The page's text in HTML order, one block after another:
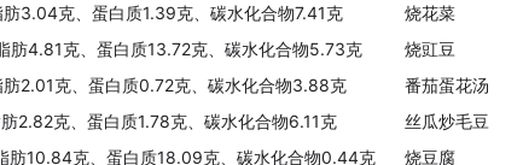
3.04克、蛋白质1.39克、碳水化合物7.41克 烧花菜
肪4.81克、蛋白质13.72克、碳水化合物5.73克 烧豇豆
2.01克、蛋白质0.72克、碳水化合物3.88克 番茄蛋花汤
2.82克、蛋白质1.78克、碳水化合物6.11克 丝瓜炒毛豆
肪10.84克、蛋白质18.09克、碳水化合物0.44克 烧豆腐